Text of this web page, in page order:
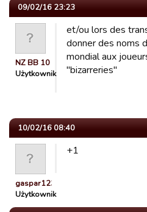
09/02/16 23:23
NZ BB 10
Użytkownik
et/ou lors des
donner des noms
mondial aux
''bizarreries''
10/02/16 08:40
gaspar12345
Użytkownik
+1